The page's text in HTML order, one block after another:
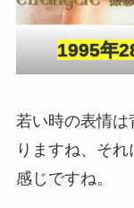
1995年
若い時の表情
りますね、そ
感じですね。